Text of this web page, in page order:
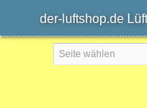
der-luftshop.de